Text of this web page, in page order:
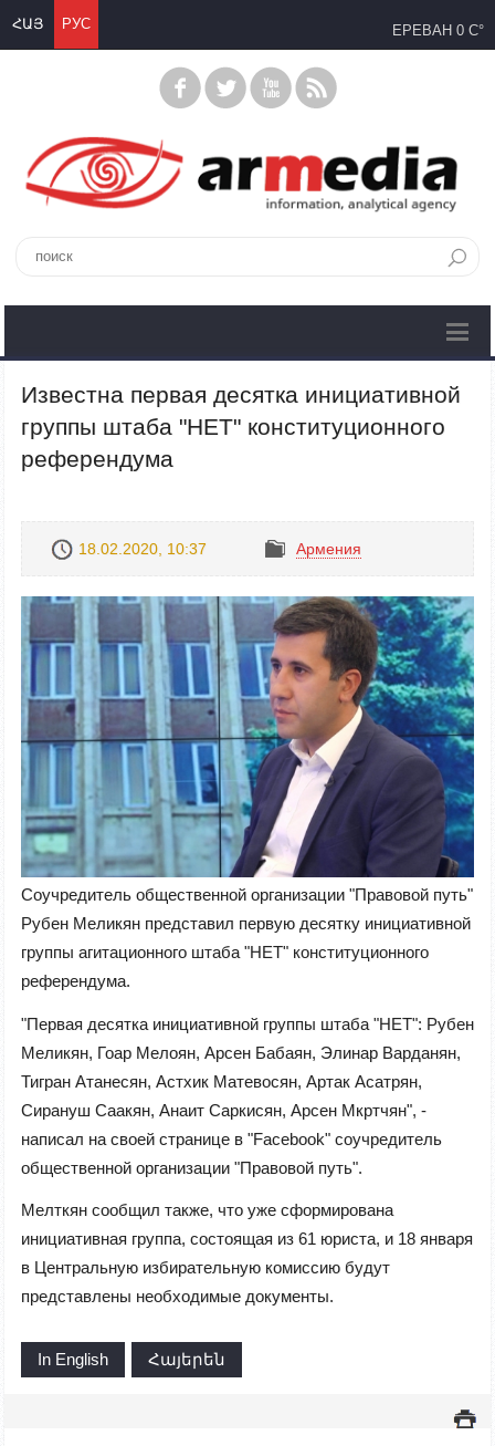
ՀԱՅ РУС ЕРЕВАН 0 C°
Известна первая десятка инициативной
группы штаба "НЕТ" конституционного
референдума
18.02.2020, 10:37 Армения
Соучредитель общественной организации "Правовой путь"
Рубен Меликян представил первую десятку инициативной
группы агитационного штаба "НЕТ" конституционного
референдума.
"Первая десятка инициативной группы штаба "НЕТ": Рубен
Меликян, Гоар Мелоян, Арсен Бабаян, Элинар Варданян,
Тигран Атанесян, Астхик Матевосян, Артак Асатрян,
Сирануш Саакян, Анаит Саркисян, Арсен Мкртчян", -
написал на своей странице в "Facebook" соучредитель
общественной организации "Правовой путь".
Мелткян сообщил также, что уже сформирована
инициативная группа, состоящая из 61 юриста, и 18 января
в Центральную избирательную комиссию будут
представлены необходимые документы.
In English Հայերեն